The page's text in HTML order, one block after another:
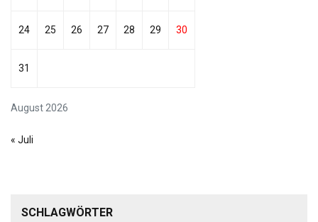
August 2026
24 25 26 27 28 29 30
31
« Juli
SCHLAGWÖRTER